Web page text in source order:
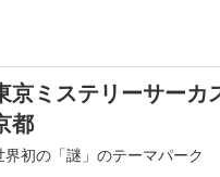
京ミステリーサーカ
都
界初の「謎」のテーマパーク